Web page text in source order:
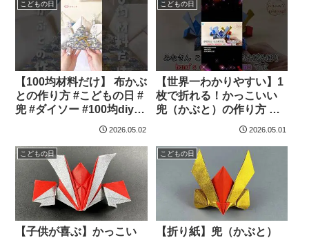
こどもの日
【100均材料だけ】 布かぶ
との作り方 #こどもの日 #
兜 #ダイソー #100均diy #
ニテ
2026.05.02
こどもの日
【世界一わかりやすい】1
枚で折れる！かっこいい
兜（かぶと）の作り方 ⚔️
言葉なしで丁寧解説 ✨
Origami Samurai Helmet |
摺紙 | DIY | こどもの
日 男の子 帽子 –
Origami hana’s channel
2026.05.01
こどもの日
【子供が喜ぶ】かっこい
こどもの日
【折り紙】兜（かぶと）